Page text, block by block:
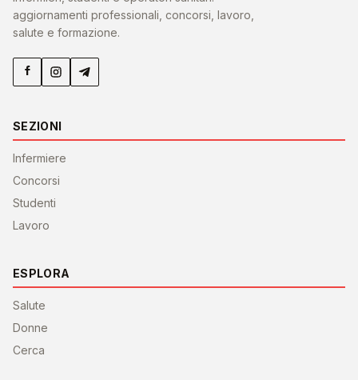
aggiornamenti professionali, concorsi, lavoro,
salute e formazione.
SEZIONI
Infermiere
Concorsi
Studenti
Lavoro
ESPLORA
Salute
Donne
Cerca